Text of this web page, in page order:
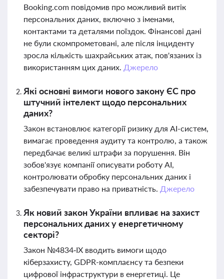
Booking.com повідомив про можливий витік
персональних даних, включно з іменами,
контактами та деталями поїздок. Фінансові дані
не були скомпрометовані, але після інциденту
зросла кількість шахрайських атак, пов'язаних із
використанням цих даних. Джерело
Які основні вимоги нового закону ЄС про
штучний інтелект щодо персональних
даних?
Закон встановлює категорії ризику для AI-систем,
вимагає проведення аудиту та контролю, а також
передбачає великі штрафи за порушення. Він
зобов'язує компанії описувати роботу AI,
контролювати обробку персональних даних і
забезпечувати право на приватність. Джерело
Як новий закон України впливає на захист
персональних даних у енергетичному
секторі?
Закон №4834‑IX вводить вимоги щодо
кіберзахисту, GDPR-комплаєнсу та безпеки
цифрової інфраструктури в енергетиці. Це